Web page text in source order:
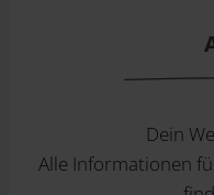
Dein
Alle Informationen